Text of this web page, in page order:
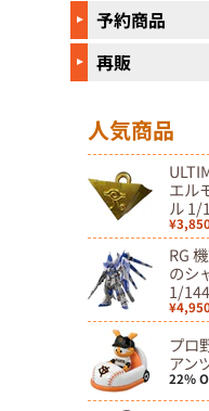
予約商品
再販
人気商品
エル
ル 1/
RG
のシ
1/
プロ
アン
22%